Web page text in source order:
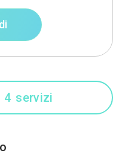
servizi